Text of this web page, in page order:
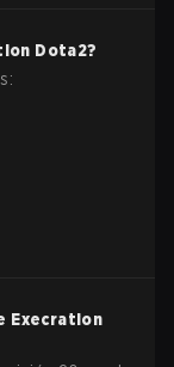
Dota2?
Execration